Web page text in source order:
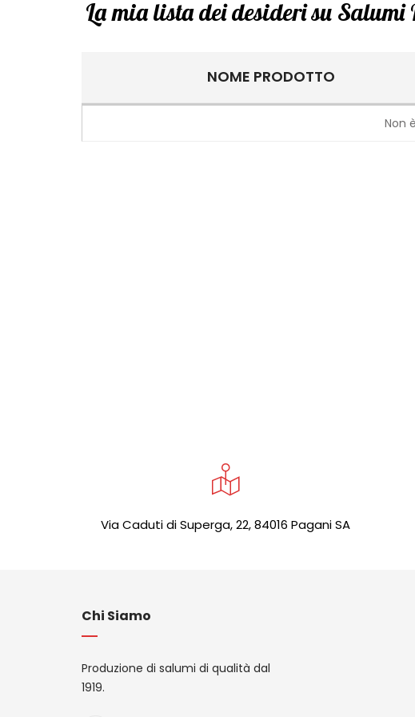
La mia lista dei desideri su Salumi
NOME PRODOTTO
Non
Via Caduti di Superga, 22, 84016 Pagani SA
Chi Siamo
Produzione di salumi di qualità dal
1919.